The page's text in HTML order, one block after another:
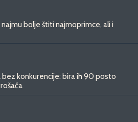
bolje štiti najmoprimce, ali i
bez konkurencije: bira ih 90 posto